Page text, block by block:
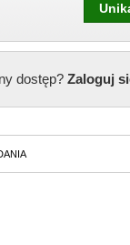
dostęp?Zaloguj